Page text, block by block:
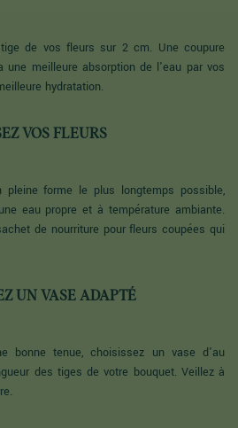
de vos fleurs sur 2 cm. Une coupure
une meilleure absorption de l'eau par vos
hydratation.
VOS FLEURS
forme le plus longtemps possible,
eau propre et à température ambiante.
de nourriture pour fleurs coupées qui
UN VASE ADAPTÉ
bonne tenue, choisissez un vase d'au
des tiges de votre bouquet. Veillez à